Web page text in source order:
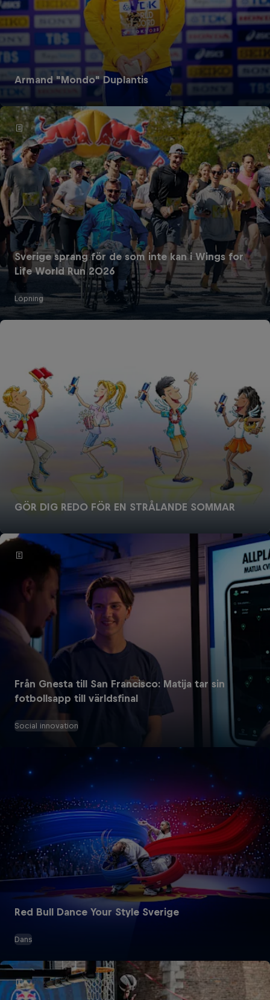
Armand "Mondo" Duplantis
Sverige sprang för de som inte kan i Wings for
Life World Run 2026
Löpning
GÖR DIG REDO FÖR EN STRÅLANDE SOMMAR
Från Gnesta till San Francisco: Matija tar sin
fotbollsapp till världsfinal
Social innovation
Red Bull Dance Your Style Sverige
Dans